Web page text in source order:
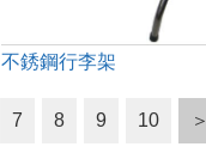
不銹鋼行李架
7 8 9 10 ＞